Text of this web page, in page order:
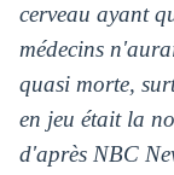
cerveau ayant
médecins
quasi morte,
en jeu était la
d'après NBC